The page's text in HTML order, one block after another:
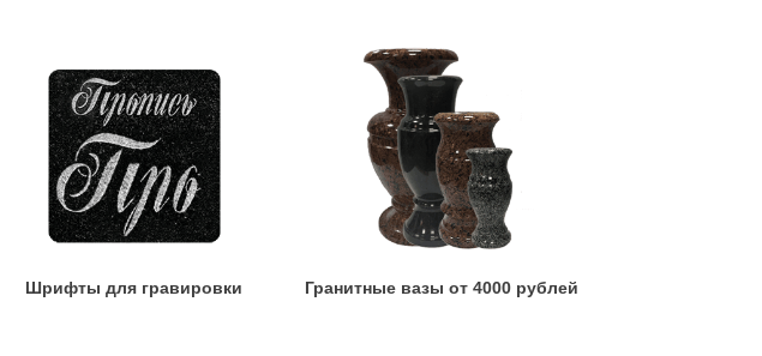
Шрифты для гравировки Гранитные вазы от 4000 рублей